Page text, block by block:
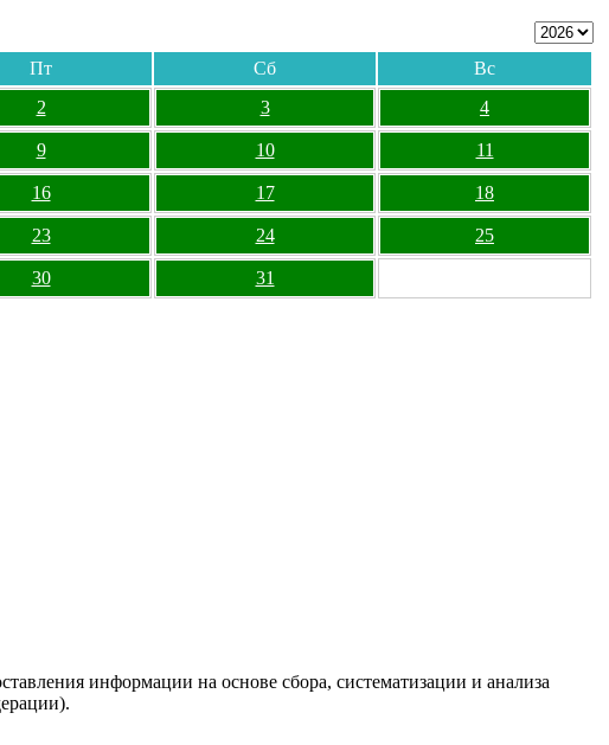
Пт Сб
Вс
2 3 4
9 10 11
16 17 18
23 24 25
30 31
информации на основе сбора, систематизации и анализа